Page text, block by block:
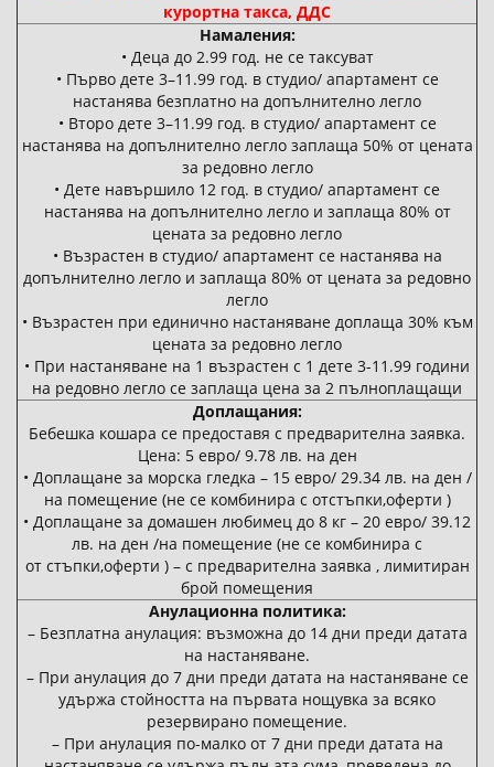
курортна такса, ДДС
Намаления:
• Деца до 2.99 год. не се таксуват
• Първо дете 3–11.99 год. в студио/ апартамент се
настанява безплатно на допълнително легло
• Второ дете 3–11.99 год. в студио/ апартамент се
настанява на допълнително легло заплаща 50% от цената
за редовно легло
• Дете навършило 12 год. в студио/ апартамент се
настанява на допълнително легло и заплаща 80% от
цената за редовно легло
• Възрастен в студио/ апартамент се настанява на
допълнително легло и заплаща 80% от цената за редовно
легло
• Възрастен при единично настаняване доплаща 30% към
цената за редовно легло
• При настаняване на 1 възрастен с 1 дете 3-11.99 години
на редовно легло се заплаща цена за 2 пълноплащащи
Доплащания:
Бебешка кошара се предоставя с предварителна заявка.
Цена: 5 евро/ 9.78 лв. на ден
• Доплащане за морска гледка – 15 евро/ 29.34 лв. на ден /
на помещение (не се комбинира с отстъпки,оферти )
• Доплащане за домашен любимец до 8 кг – 20 евро/ 39.12
лв. на ден /на помещение (не се комбинира с
от стъпки,оферти ) – с предварителна заявка , лимитиран
брой помещения
Анулационна политика:
– Безплатна анулация: възможна до 14 дни преди датата
на настаняване.
– При анулация до 7 дни преди датата на настаняване се
удържа стойността на първата нощувка за всяко
резервирано помещение.
– При анулация по-малко от 7 дни преди датата на